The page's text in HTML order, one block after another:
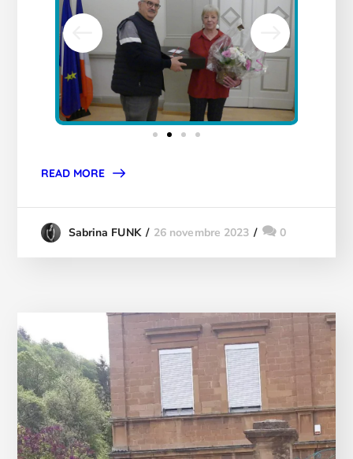
READ MORE
Sabrina FUNK 26 novembre 2023 0